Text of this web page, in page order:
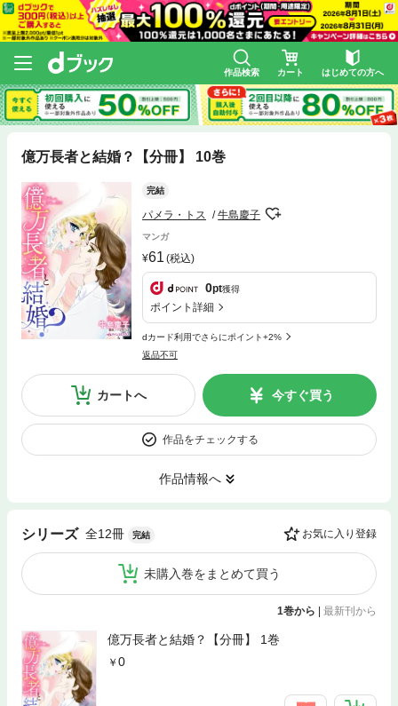
作品検索 カート はじめての方へ
億万長者と結婚？【分冊】 10巻
完結
パメラ・トス 牛島慶子
マンガ
61 (税込)
0pt獲得
ポイント詳細
dカード利用でさらにポイント+2%
返品不可
カートへ 今すぐ買う
作品をチェックする
作品情報へ
シリーズ 全12冊 完結 お気に入り登録
未購入巻をまとめて買う
1巻から 最新刊から
億万長者と結婚？【分冊】 1巻
0